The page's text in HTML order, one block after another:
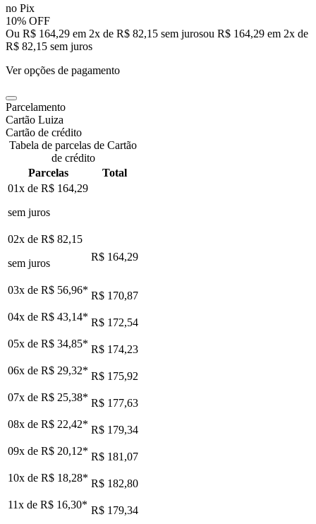
no Pix
10% OFF
Ou R$ 164,29 em 2x de R$ 82,15 sem jurosou R$ 164,29 em 2x de
R$ 82,15 sem juros
Ver opções de pagamento
Parcelamento
Cartão Luiza
Cartão de crédito
Tabela de parcelas de Cartão
de crédito
Parcelas
Total
01x de R$ 164,29
sem juros
02x de R$ 82,15
sem juros
R$ 164,29
03x de R$ 56,96* R$ 170,87
04x de R$ 43,14* R$ 172,54
05x de R$ 34,85* R$ 174,23
06x de R$ 29,32* R$ 175,92
07x de R$ 25,38* R$ 177,63
08x de R$ 22,42* R$ 179,34
09x de R$ 20,12* R$ 181,07
10x de R$ 18,28* R$ 182,80
11x de R$ 16,30* R$ 179,34